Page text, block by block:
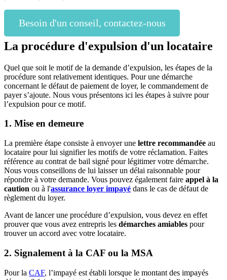
Besoin d'un conseil, contactez-nous
La procédure d'expulsion d'un locataire
Quel que soit le motif de la demande d’expulsion, les étapes de la
procédure sont relativement identiques. Pour une démarche
concernant le défaut de paiement de loyer, le commandement de
payer s’ajoute. Nous vous présentons ici les étapes à suivre pour
l’expulsion pour ce motif.
1. Mise en demeure
La première étape consiste à envoyer une lettre recommandée au
locataire pour lui signifier les motifs de votre réclamation. Faites
référence au contrat de bail signé pour légitimer votre démarche.
Nous vous conseillons de lui laisser un délai raisonnable pour
répondre à votre demande. Vous pouvez également faire appel à la
caution ou à l'assurance loyer impayé dans le cas de défaut de
règlement du loyer.
Avant de lancer une procédure d’expulsion, vous devez en effet
prouver que vous avez entrepris les démarches amiables pour
trouver un accord avec votre locataire.
2. Signalement à la CAF ou la MSA
Pour la CAF, l’impayé est établi lorsque le montant des impayés